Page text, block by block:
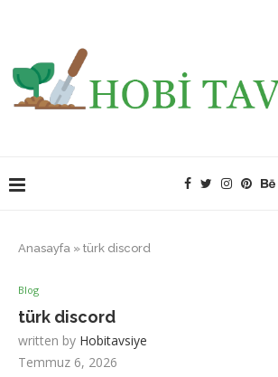
Anasayfa » türk discord
Blog
türk discord
written by Hobitavsiye
Temmuz 6, 2026